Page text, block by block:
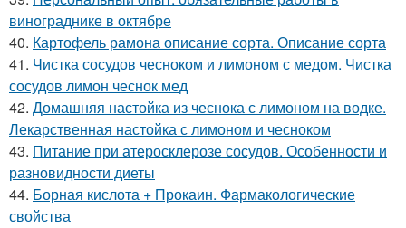
винограднике в октябре
40. Картофель рамона описание сорта. Описание сорта
41. Чистка сосудов чесноком и лимоном с медом. Чистка
сосудов лимон чеснок мед
42. Домашняя настойка из чеснока с лимоном на водке.
Лекарственная настойка с лимоном и чесноком
43. Питание при атеросклерозе сосудов. Особенности и
разновидности диеты
44. Борная кислота + Прокаин. Фармакологические
свойства